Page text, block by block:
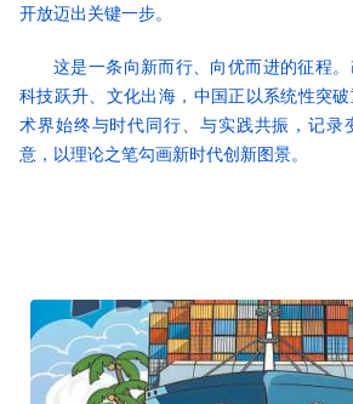
开放迈出关键一步。
这是一条向新而行、向优而进的征程。
科技跃升、文化出海，中国正以系统性突
术界始终与时代同行、与实践共振，记录
意，以理论之笔勾画新时代创新图景。